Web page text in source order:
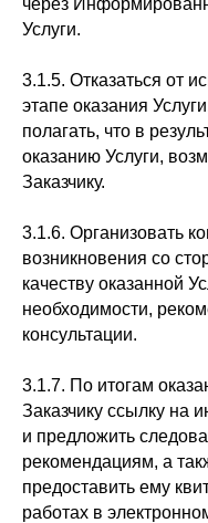
через
Услуги.
3.1.5. Отказаться от
этапе оказания
полагать, что в
оказанию Услуги,
Заказчику.
3.1.6. Организовать
возникновения со
качеству оказанной
необходимости,
консультации.
3.1.7. По итогам
Заказчику ссылку на
и предложить
рекомендациям, а
предоставить ему
работах в